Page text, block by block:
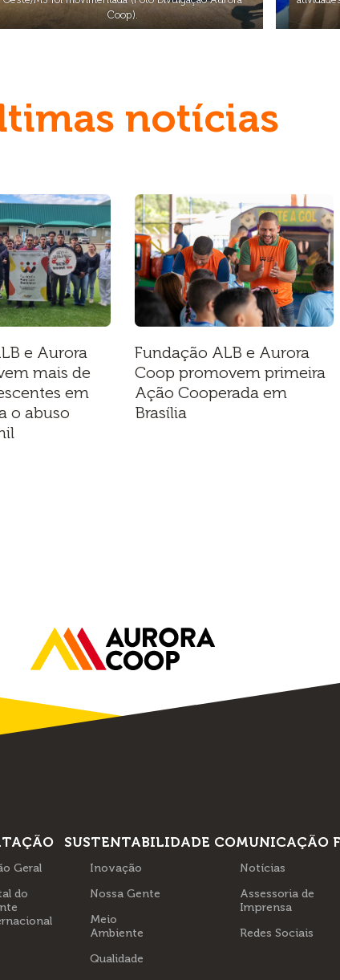
Coop).
notícias
e Aurora
mais de
em
o abuso
Fundação ALB e Aurora
Coop promovem primeira
Ação Cooperada em
Brasília
Geral
do
SUSTENTABILIDADE
Inovação
Nossa Gente
Meio
Ambiente
Qualidade
COMUNICAÇÃO
Notícias
Assessoria de
Imprensa
Redes Sociais